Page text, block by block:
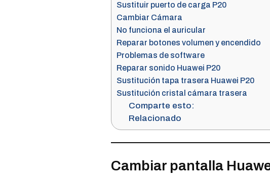
Sustituir puerto de carga P20
Cambiar Cámara
No funciona el auricular
Reparar botones volumen y encendido
Problemas de software
Reparar sonido Huawei P20
Sustitución tapa trasera Huawei P20
Sustitución cristal cámara trasera
Comparte esto:
Relacionado
Cambiar pantalla